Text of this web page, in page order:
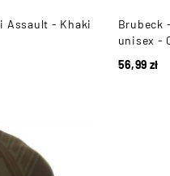
Assault - Khaki
Brubeck
unisex -
56,99 zł